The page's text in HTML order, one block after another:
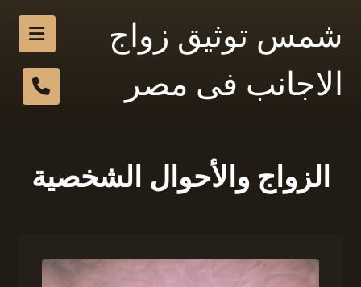
شمس توثيق زواج
الاجانب فى مصر
الزواج والأحوال الشخصية